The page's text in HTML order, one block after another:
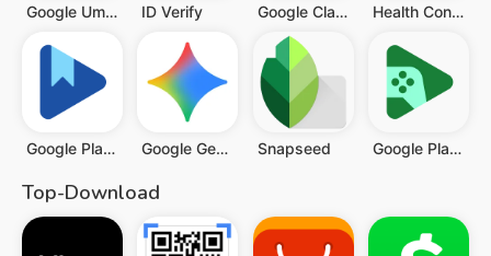
Google Umfrage-App ID Verify Google Classroom Health Connect (Beta)
Google Play Bücher Google Gemini Snapseed Google Play Game
Top-Download